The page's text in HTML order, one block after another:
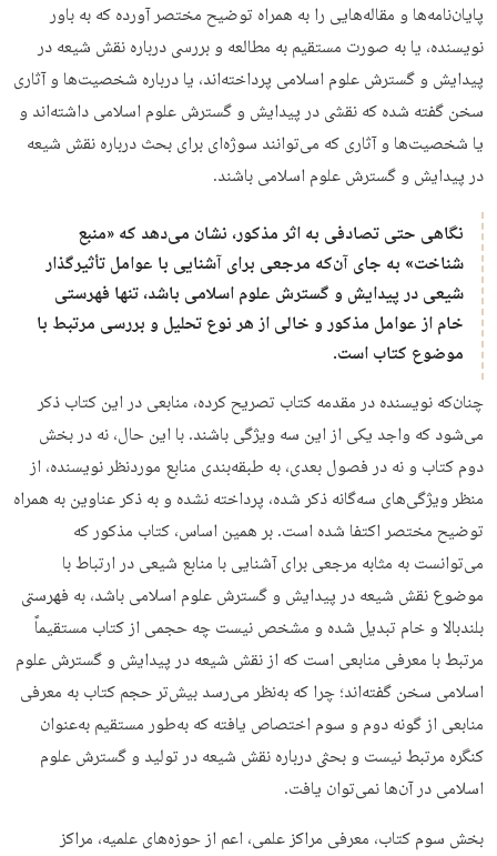
پایان‌نامه‌ها و مقاله‌هایی را به همراه توضیح مختصر آورده که به باور
نویسنده، یا به صورت مستقیم به مطالعه و بررسی درباره نقش شیعه در
پیدایش و گسترش علوم اسلامی پرداخته‌اند، یا درباره شخصیت‌ها و آثاری
سخن گفته شده که نقشی در پیدایش و گسترش علوم اسلامی داشته‌اند و
یا شخصیت‌ها و آثاری که می‌توانند سوژه‌ای برای بحث درباره نقش شیعه
در پیدایش و گسترش علوم اسلامی باشند.
نگاهی حتی تصادفی به اثر مذکور، نشان می‌دهد که «منبع
شناخت» به جای آن‌که مرجعی برای آشنایی با عوامل تأثیرگذار
شیعی در پیدایش و گسترش علوم اسلامی باشد، تنها فهرستی
خام از عوامل مذکور و خالی از هر نوع تحلیل و بررسی مرتبط با
موضوع کتاب است.
چنان‌که نویسنده در مقدمه کتاب تصریح کرده، منابعی در این کتاب ذکر
می‌شود که واجد یکی از این سه ویژگی باشند. با این حال، نه در بخش
دوم کتاب و نه در فصول بعدی، به طبقه‌بندی منابع موردنظر نویسنده، از
منظر ویژگی‌های سه‌گانه ذکر شده، پرداخته نشده و به ذکر عناوین به همراه
توضیح مختصر اکتفا شده است. بر همین اساس، کتاب مذکور که
می‌توانست به مثابه مرجعی برای آشنایی با منابع شیعی در ارتباط با
موضوع نقش شیعه در پیدایش و گسترش علوم اسلامی باشد، به فهرستی
بلندبالا و خام تبدیل شده و مشخص نیست چه حجمی از کتاب مستقیماً
مرتبط با معرفی منابعی است که از نقش شیعه در پیدایش و گسترش علوم
اسلامی سخن گفته‌اند؛ چرا که به‌نظر می‌رسد بیش‌تر حجم کتاب به معرفی
منابعی از گونه دوم و سوم اختصاص یافته که به‌طور مستقیم به‌عنوان
کنگره مرتبط نیست و بحثی درباره نقش شیعه در تولید و گسترش علوم
اسلامی در آن‌ها نمی‌توان یافت.
بخش سوم کتاب، معرفی مراکز علمی، اعم از حوزه‌های علمیه، مراکز